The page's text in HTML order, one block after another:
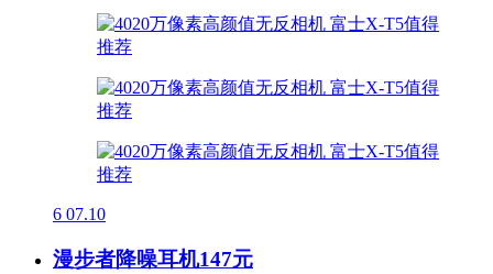
6 07.10
漫步者降噪耳机147元